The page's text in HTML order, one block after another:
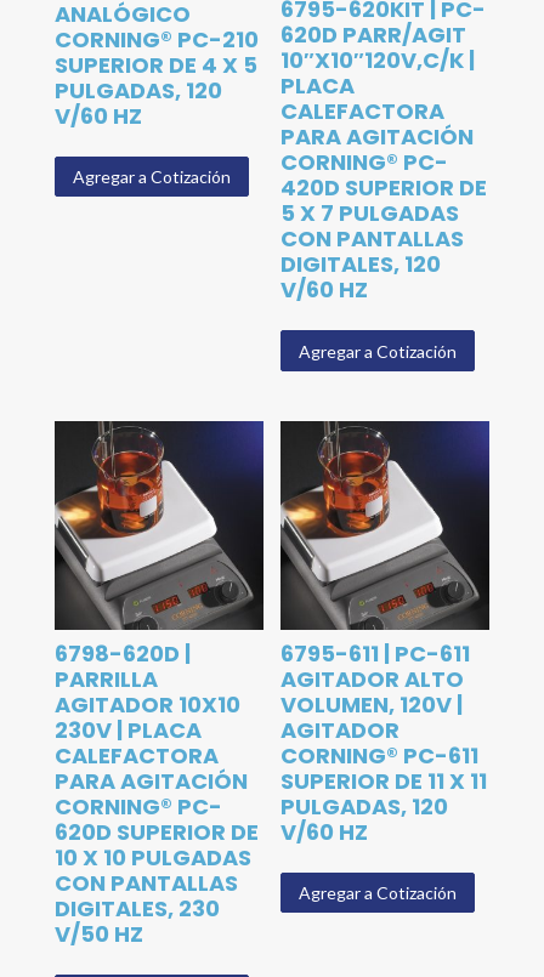
ANALÓGICO
CORNING® PC-210
SUPERIOR DE 4 X 5
PULGADAS, 120
V/60 HZ
Agregar a Cotización
6795-620KIT | PC-
620D PARR/AGIT
10″X10″120V,C/K |
PLACA
CALEFACTORA
PARA AGITACIÓN
CORNING® PC-
420D SUPERIOR DE
5 X 7 PULGADAS
CON PANTALLAS
DIGITALES, 120
V/60 HZ
Agregar a Cotización
6798-620D |
PARRILLA
AGITADOR 10X10
230V | PLACA
CALEFACTORA
PARA AGITACIÓN
CORNING® PC-
620D SUPERIOR DE
10 X 10 PULGADAS
CON PANTALLAS
DIGITALES, 230
V/50 HZ
6795-611 | PC-611
AGITADOR ALTO
VOLUMEN, 120V |
AGITADOR
CORNING® PC-611
SUPERIOR DE 11 X 11
PULGADAS, 120
V/60 HZ
Agregar a Cotización